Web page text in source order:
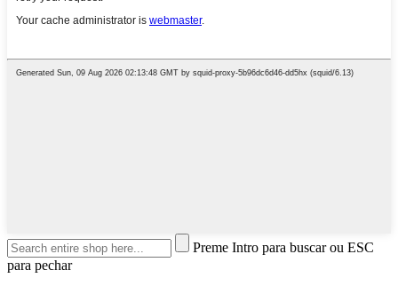
Preme Intro para buscar ou ESC
para pechar